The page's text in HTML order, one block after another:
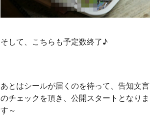
そして、こちらも予定数終了♪
あとはシールが届くのを待って、告知文言
のチェックを頂き、公開スタートとなりま
す～